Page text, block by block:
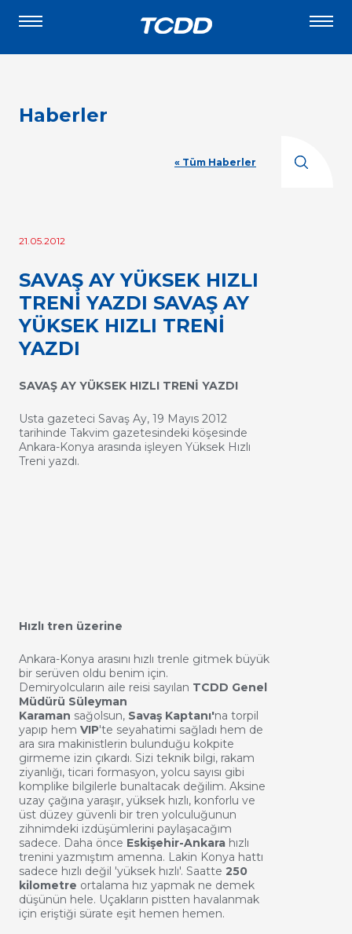
Haberler
« Tüm Haberler
21.05.2012
SAVAŞ AY YÜKSEK HIZLI
TRENİ YAZDI SAVAŞ AY
YÜKSEK HIZLI TRENİ
YAZDI
SAVAŞ AY YÜKSEK HIZLI TRENİ YAZDI
Usta gazeteci Savaş Ay, 19 Mayıs 2012
tarihinde Takvim gazetesindeki köşesinde
Ankara-Konya arasında işleyen Yüksek Hızlı
Treni yazdı.
Hızlı tren üzerine
Ankara-Konya arasını hızlı trenle gitmek büyük
bir serüven oldu benim için.
Demiryolcuların aile reisi sayılan TCDD Genel
Müdürü Süleyman
Karaman sağolsun, Savaş Kaptanı'na torpil
yapıp hem VIP'te seyahatimi sağladı hem de
ara sıra makinistlerin bulunduğu kokpite
girmeme izin çıkardı. Sizi teknik bilgi, rakam
ziyanlığı, ticari formasyon, yolcu sayısı gibi
komplike bilgilerle bunaltacak değilim. Aksine
uzay çağına yaraşır, yüksek hızlı, konforlu ve
üst düzey güvenli bir tren yolculuğunun
zihnimdeki izdüşümlerini paylaşacağım
sadece. Daha önce Eskişehir-Ankara hızlı
trenini yazmıştım amenna. Lakin Konya hattı
sadece hızlı değil 'yüksek hızlı'. Saatte 250
kilometre ortalama hız yapmak ne demek
düşünün hele. Uçakların pistten havalanmak
için eriştiği sürate eşit hemen hemen.